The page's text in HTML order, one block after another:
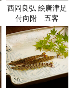
西岡良弘 絵唐津足
付向附 五客